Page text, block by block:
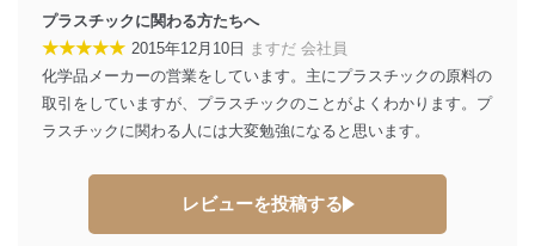
個人データを取り扱うことのできる機器及び当該
機器を取り扱う従業者を明確化し、 個人データへ
アクセス者の識別と認証
機器に標準装備されているユーザー制御機能（ユ
ベース等を取り扱う情報システムを使用する従業
者を識別・認証しています。
プラスチックに関わる方たちへ
★★★★★ 2015年12月10日
ますだ 会社員
化学品メーカーの営業をしています。主にプラスチックの原料の
取引をしていますが、プラスチックのことがよくわかります。プ
ラスチックに関わる人には大変勉強になると思います。
レビューを投稿する